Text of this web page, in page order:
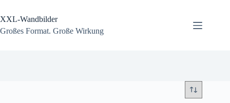
springen
XXL-Wandbilder
Großes Format. Große Wirkung